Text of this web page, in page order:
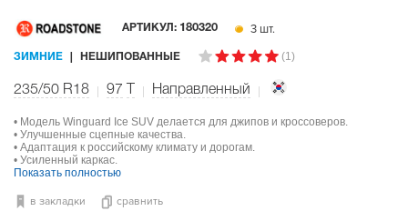
АРТИКУЛ: 180320 3 шт.
ЗИМНИЕ НЕШИПОВАННЫЕ (1)
235/50 R18 97 Направленный
• Модель Winguard Ice SUV делается для джипов и кроссоверов.
• Улучшенные сцепные качества.
• Адаптация к российскому климату и дорогам.
• Усиленный каркас.
Показать полностью
в закладки сравнить